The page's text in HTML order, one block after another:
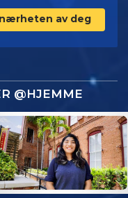
av deg
@HJEMME